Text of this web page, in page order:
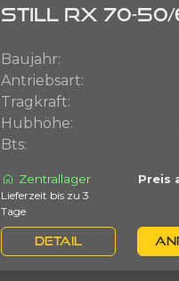
STILL RX 70-
Baujahr:
Antriebsart:
Tragkraft:
Hubhöhe:
Bts:
Zentrallager
Preis
Lieferzeit bis zu 3
Tage
DETAIL